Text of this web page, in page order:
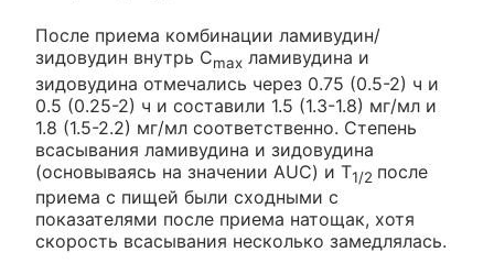
После приема комбинации ламивудин/
зидовудин внутрь Сmax ламивудина и
зидовудина отмечались через 0.75 (0.5-2) ч и
0.5 (0.25-2) ч и составили 1.5 (1.3-1.8) мг/мл и
1.8 (1.5-2.2) мг/мл соответственно. Степень
всасывания ламивудина и зидовудина
(основываясь на значении AUC) и T1/2 после
приема с пищей были сходными с
показателями после приема натощак, хотя
скорость всасывания несколько замедлялась.